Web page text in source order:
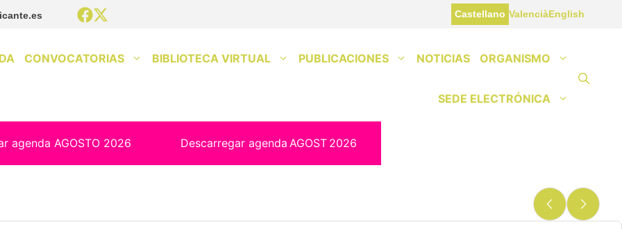
Castellano ValenciàEnglish
CONVOCATORIAS BIBLIOTECA VIRTUAL PUBLICACIONES NOTICIAS ORGANISMO
SEDE ELECTRÓNICA
agenda AGOSTO 2026 Descarregar agenda AGOST 2026